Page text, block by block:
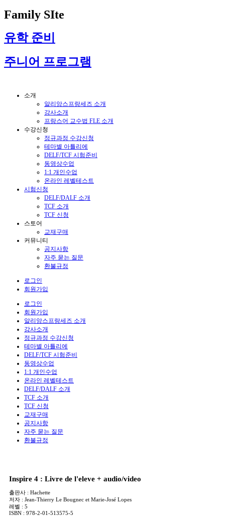
Family SIte
유학 준비
주니어 프로그램
소개
알리앙스프랑세즈 소개
강사소개
프랑스어 교수법 FLE 소개
수강신청
정규과정 수강신청
테마별 아틀리에
DELF/TCF 시험준비
동영상수업
1:1 개인수업
온라인 레벨테스트
시험신청
DELF/DALF 소개
TCF 소개
TCF 신청
스토어
교재구매
커뮤니티
공지사항
자주 묻는 질문
환불규정
로그인
회원가입
로그인
회원가입
알리앙스프랑세즈 소개
강사소개
정규과정 수강신청
테마별 아틀리에
DELF/TCF 시험준비
동영상수업
1:1 개인수업
온라인 레벨테스트
DELF/DALF 소개
TCF 소개
TCF 신청
교재구매
공지사항
자주 묻는 질문
환불규정
Inspire 4 : Livre de l'eleve + audio/video
출판사 : Hachette
저자 : Jean-Thierry Le Bougnec et Marie-José Lopes
레벨 : 5
ISBN : 978-2-01-513575-5